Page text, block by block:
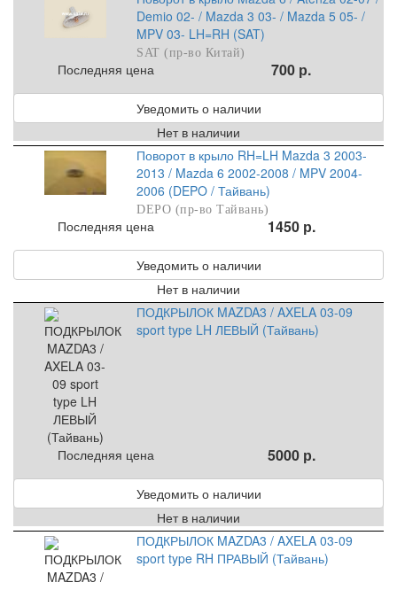
Demio 02- / Mazda 3 03- / Mazda 5 05- /
MPV 03- LH=RH (SAT)
SAT (пр-во Китай)
Последняя цена 700 р.
Уведомить о наличии
Нет в наличии
Поворот в крыло RH=LH Mazda 3 2003-
2013 / Mazda 6 2002-2008 / MPV 2004-
2006 (DEPO / Тайвань)
DEPO (пр-во Тайвань)
Последняя цена 1450 р.
Уведомить о наличии
Нет в наличии
ПОДКРЫЛОК MAZDA3 / AXELA 03-09
sport type LH ЛЕВЫЙ (Тайвань)
Последняя цена 5000 р.
Уведомить о наличии
Нет в наличии
ПОДКРЫЛОК MAZDA3 / AXELA 03-09
sport type RH ПРАВЫЙ (Тайвань)